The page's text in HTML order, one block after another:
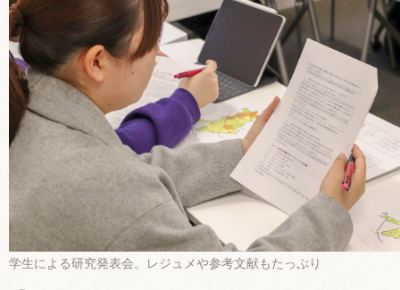
学生による研究発表会。レジュメや参考文献もたっぷり